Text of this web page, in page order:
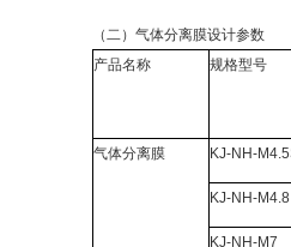
（二）气体分离膜设计参数
产品名称
规格型号
气体分离膜 KJ-NH-
KJ-NH-M4.8
KJ-NH-M7